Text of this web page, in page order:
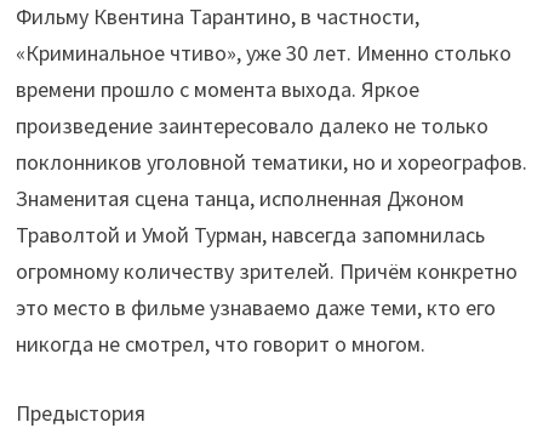
Фильму Квентина Тарантино, в частности,
«Криминальное чтиво», уже 30 лет. Именно столько
времени прошло с момента выхода. Яркое
произведение заинтересовало далеко не только
поклонников уголовной тематики, но и хореографов.
Знаменитая сцена танца, исполненная Джоном
Траволтой и Умой Турман, навсегда запомнилась
огромному количеству зрителей. Причём конкретно
это место в фильме узнаваемо даже теми, кто его
никогда не смотрел, что говорит о многом.
Предыстория